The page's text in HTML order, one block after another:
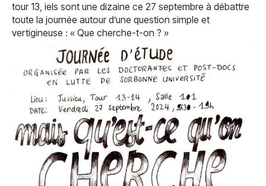
tour 13, iels sont une dizaine ce 27 septembre à débattre
toute la journée autour d’une question simple et
vertigineuse : « Que cherche-t-on ? »